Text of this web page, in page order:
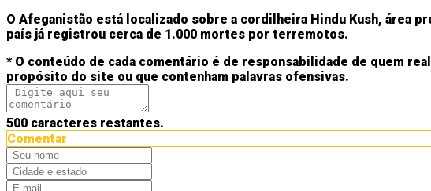
O Afeganistão está localizado sobre a cordilheira Hindu Kush, área
país já registrou cerca de 1.000 mortes por terremotos.
* O conteúdo de cada comentário é de responsabilidade de quem
propósito do site ou que contenham palavras ofensivas.
500 caracteres restantes.
Comentar